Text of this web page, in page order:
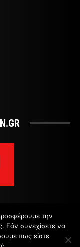
την
Εάν συνεχίσετε να
πως είστε